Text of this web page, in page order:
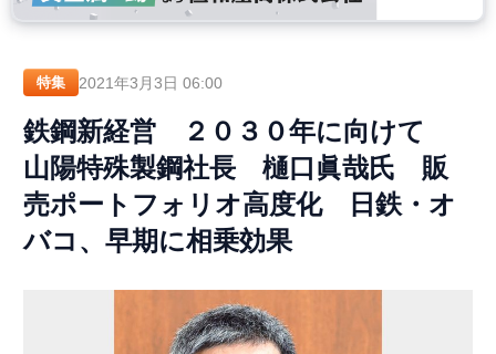
特集 2021年3月3日 06:00
鉄鋼新経営 ２０３０年に向けて
山陽特殊製鋼社長 樋口眞哉氏 販
売ポートフォリオ高度化 日鉄・オ
バコ、早期に相乗効果